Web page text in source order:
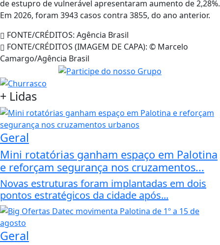
de estupro de vulnerável apresentaram aumento de 2,28%.
Em 2026, foram 3943 casos contra 3855, do ano anterior.
FONTE/CRÉDITOS: Agência Brasil
FONTE/CRÉDITOS (IMAGEM DE CAPA): © Marcelo
Camargo/Agência Brasil
+ Lidas
Geral
Mini rotatórias ganham espaço em Palotina
e reforçam segurança nos cruzamentos...
Novas estruturas foram implantadas em dois
pontos estratégicos da cidade após...
Geral